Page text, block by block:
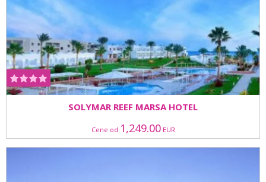
SOLYMAR REEF MARSA HOTEL
Cene od 1,249.00EUR